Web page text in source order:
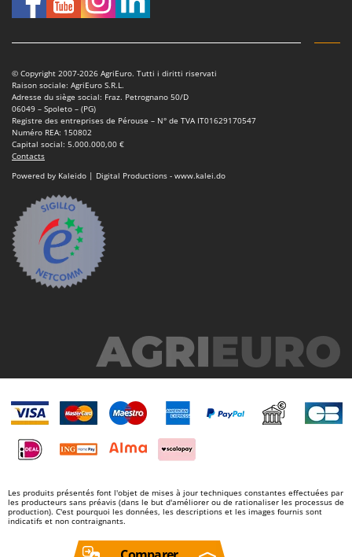
© Copyright 2007-2026 AgriEuro. Tutti i diritti riservati
Raison sociale: AgriEuro S.R.L.
Adresse du siège social: Fraz. Petrognano 50/D
06049 – Spoleto – (PG)
Registre des entreprises de Pérouse – N° de TVA IT01629170547
Numéro REA: 150802
Capital social: 5.000.000,00 €
Contacts
Powered by Kaleido | Digital Productions - www.kalei.do
Les produits présentés font l'objet de mises à jour techniques constantes effectuées par
les producteurs sans préavis (dans le but d'améliorer ou de rationaliser les processus de
production). C'est pourquoi les données, les descriptions et les images fournis sont
indicatifs et non contraignants.